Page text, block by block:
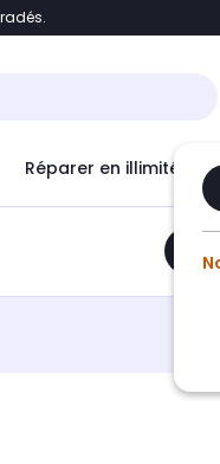
Accéder
Réparer en illimité